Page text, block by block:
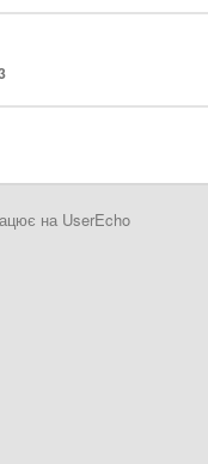
на UserEcho